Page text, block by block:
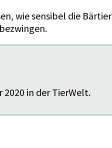
wie sensibel die
in der TierWelt.